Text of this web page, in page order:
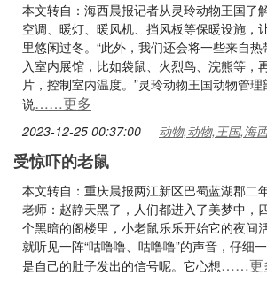
本文转自：海西晨报记者从灵玲动物王国了
空调、暖灯、暖风机、挡风板等保暖设施，
里悠闲过冬。“此外，我们还会将一些来自
入室内展馆，比如袋鼠、火烈鸟、浣熊等，
片，控制室内温度。”灵玲动物王国动物管
说……更多
2023-12-25 00:37:00 动物,动物,王国,海
受惊吓的老鼠
本文转自：重庆晨报两江新区巴蜀蓝湖郡二
老师：赵静天黑了，人们都进入了美梦中，
个黑暗的阁楼里，小老鼠乐乐开始它的夜间
就听见一阵“咕噜噜、咕噜噜”的声音，仔细
是自己的肚子发出的信号呢。它心想……更